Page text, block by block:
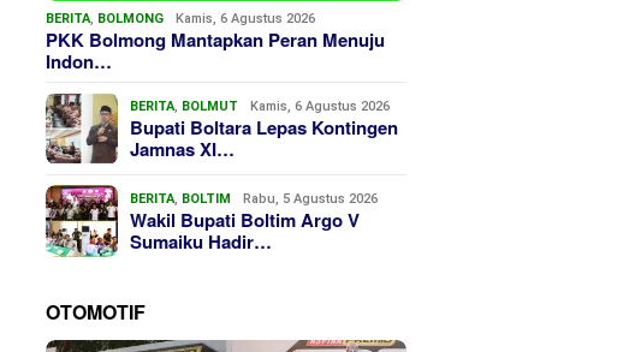
BERITA, BOLMONG Kamis, 6 Agustus 2026
PKK Bolmong Mantapkan Peran Menuju
Indon…
BERITA, BOLMUT Kamis, 6 Agustus 2026
Bupati Boltara Lepas Kontingen
Jamnas XI…
BERITA, BOLTIM Rabu, 5 Agustus 2026
Wakil Bupati Boltim Argo V
Sumaiku Hadir…
OTOMOTIF